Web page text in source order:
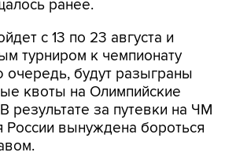
ранее.
с 13 по 23 августа и
турниром к чемпионату
очередь, будут разыграны
квоты на Олимпийские
результате за путевки на ЧМ
России вынуждена бороться